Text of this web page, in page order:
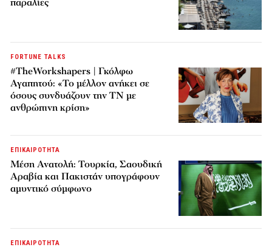
FORTUNE TALKS
#TheWorkshapers | Γκόλφω
Αγαπητού: «Το μέλλον ανήκει σε
όσους συνδυάζουν την ΤΝ με
ανθρώπινη κρίση»
ΕΠΙΚΑΙΡΟΤΗΤΑ
Μέση Ανατολή: Τουρκία, Σαουδική
Αραβία και Πακιστάν υπογράφουν
αμυντικό σύμφωνο
ΕΠΙΚΑΙΡΟΤΗΤΑ